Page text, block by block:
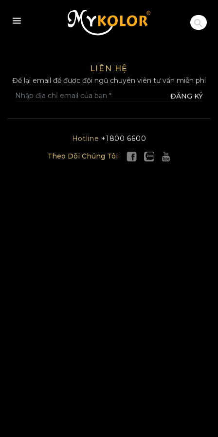
MYKOLOR
LIÊN HỆ
Để lại email để được đội ngũ chuyên viên tư vấn miễn phí
ĐĂNG KÝ
Hotline +1800 6600
Theo Dõi Chúng Tôi